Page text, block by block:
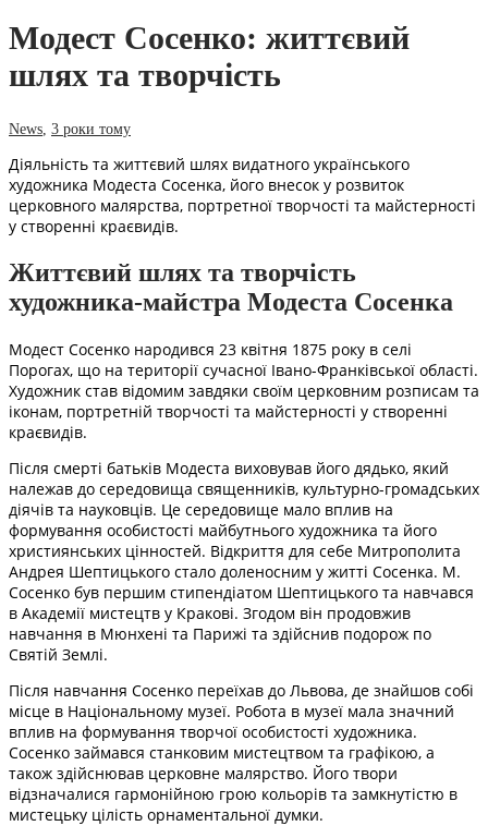
Модест Сосенко: життєвий
шлях та творчість
News 3 роки тому
Діяльність та життєвий шлях видатного українського
художника Модеста Сосенка, його внесок у розвиток
церковного малярства, портретної творчості та майстерності
у створенні краєвидів.
Життєвий шлях та творчість
художника-майстра Модеста Сосенка
Модест Сосенко народився 23 квітня 1875 року в селі
Порогах, що на території сучасної Івано-Франківської області.
Художник став відомим завдяки своїм церковним розписам та
іконам, портретній творчості та майстерності у створенні
краєвидів.
Після смерті батьків Модеста виховував його дядько, який
належав до середовища священників, культурно-громадських
діячів та науковців. Це середовище мало вплив на
формування особистості майбутнього художника та його
християнських цінностей. Відкриття для себе Митрополита
Андрея Шептицького стало доленосним у житті Сосенка. М.
Сосенко був першим стипендіатом Шептицького та навчався
в Академії мистецтв у Кракові. Згодом він продовжив
навчання в Мюнхені та Парижі та здійснив подорож по
Святій Землі.
Після навчання Сосенко переїхав до Львова, де знайшов собі
місце в Національному музеї. Робота в музеї мала значний
вплив на формування творчої особистості художника.
Сосенко займався станковим мистецтвом та графікою, а
також здійснював церковне малярство. Його твори
відзначалися гармонійною грою кольорів та замкнутістю в
мистецьку цілість орнаментальної думки.